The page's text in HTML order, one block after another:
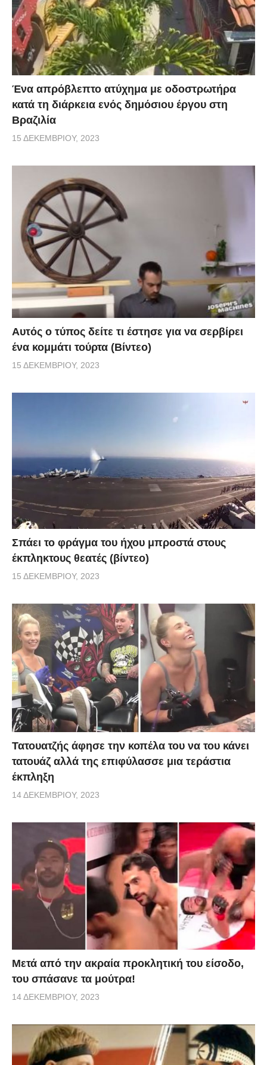
Ένα απρόβλεπτο ατύχημα με οδοστρωτήρα
κατά τη διάρκεια ενός δημόσιου έργου στη
Βραζιλία
15 ΔΕΚΕΜΒΡΊΟΥ, 2023
Αυτός ο τύπος δείτε τι έστησε για να σερβίρει
ένα κομμάτι τούρτα (Βίντεο)
15 ΔΕΚΕΜΒΡΊΟΥ, 2023
Σπάει το φράγμα του ήχου μπροστά στους
έκπληκτους θεατές (βίντεο)
15 ΔΕΚΕΜΒΡΊΟΥ, 2023
Τατουατζής άφησε την κοπέλα του να του κάνει
τατουάζ αλλά της επιφύλασσε μια τεράστια
έκπληξη
14 ΔΕΚΕΜΒΡΊΟΥ, 2023
Μετά από την ακραία προκλητική του είσοδο,
του σπάσανε τα μούτρα!
14 ΔΕΚΕΜΒΡΊΟΥ, 2023